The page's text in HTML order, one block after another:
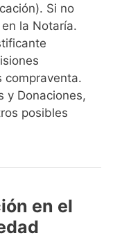
Si no
la Notaría.
compraventa.
y Donaciones,
posibles
en el